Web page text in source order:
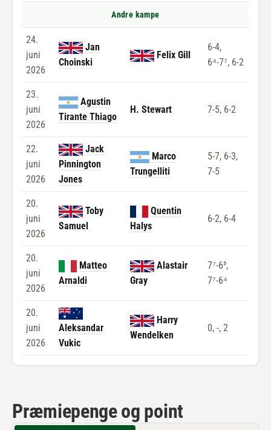
Andre kampe
24.
juni
2026
Jan
Choinski
Felix Gill
6-4,
6⁴-7⁷, 6-2
23.
juni
2026
Agustin
Tirante Thiago
H. Stewart 7-5, 6-2
22.
juni
2026
Jack
Pinnington
Jones
Marco
Trungelliti
5-7, 6-3,
7-5
20.
juni
2026
Toby
Samuel
Quentin
Halys
6-2, 6-4
20.
juni
2026
Matteo
Arnaldi
Alastair
Gray
7⁷-6³,
7⁷-6⁴
20.
juni
2026
Aleksandar
Vukic
Harry
Wendelken
0, -, 2
Præmiepenge og point